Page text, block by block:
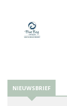
NIEUWSBRIEF